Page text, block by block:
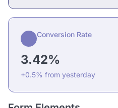
Conversion Rate
3.42%
+0.5% from yesterday